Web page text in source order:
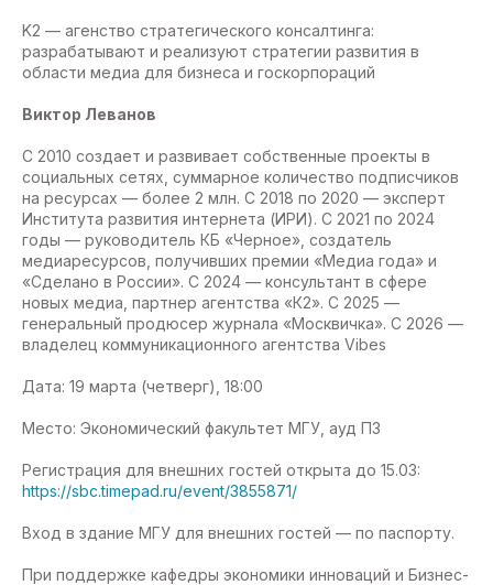
K2 — агенство стратегического консалтинга:
разрабатывают и реализуют стратегии развития в
области медиа для бизнеса и госкорпораций
Виктор Леванов
С 2010 создает и развивает собственные проекты в
социальных сетях, суммарное количество подписчиков
на ресурсах — более 2 млн. С 2018 по 2020 — эксперт
Института развития интернета (ИРИ). С 2021 по 2024
годы — руководитель КБ «Черное», создатель
медиаресурсов, получивших премии «Медиа года» и
«Сделано в России». С 2024 — консультант в сфере
новых медиа, партнер агентства «К2». С 2025 —
генеральный продюсер журнала «Москвичка». С 2026 —
владелец коммуникационного агентства Vibes
Дата: 19 марта (четверг), 18:00
Место: Экономический факультет МГУ, ауд П3
Регистрация для внешних гостей открыта до 15.03:
https://sbc.timepad.ru/event/3855871/
Вход в здание МГУ для внешних гостей — по паспорту.
При поддержке кафедры экономики инноваций и Бизнес-